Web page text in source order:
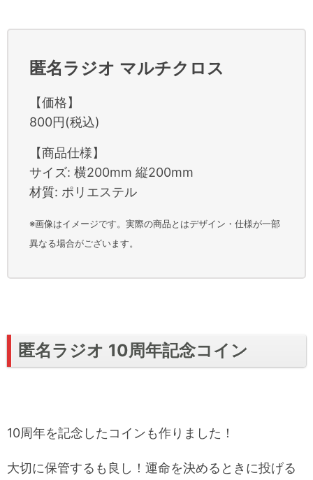
匿名ラジオ マルチクロス
【価格】
800円(税込)
【商品仕様】
サイズ: 横200mm 縦200mm
材質: ポリエステル
※画像はイメージです。実際の商品とはデザイン・仕様が一部
異なる場合がございます。
匿名ラジオ 10周年記念コイン
10周年を記念したコインも作りました！
大切に保管するも良し！運命を決めるときに投げる